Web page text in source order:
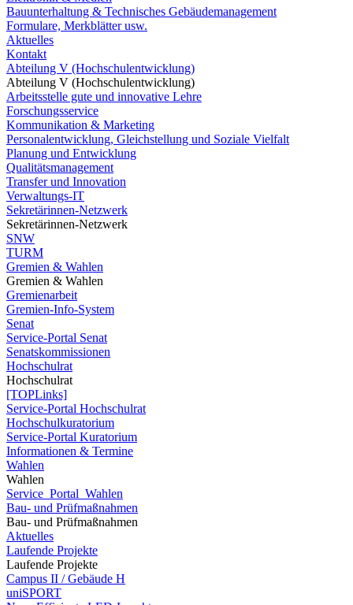
Bauunterhaltung & Technisches Gebäudemanagement
Formulare, Merkblätter usw.
Aktuelles
Kontakt
Abteilung V (Hochschulentwicklung)
Abteilung V (Hochschulentwicklung)
Arbeitsstelle gute und innovative Lehre
Forschungsservice
Kommunikation & Marketing
Personalentwicklung, Gleichstellung und Soziale Vielfalt
Planung und Entwicklung
Qualitätsmanagement
Transfer und Innovation
Verwaltungs-IT
Sekretärinnen-Netzwerk
Sekretärinnen-Netzwerk
SNW
TURM
Gremien & Wahlen
Gremien & Wahlen
Gremienarbeit
Gremien-Info-System
Senat
Service-Portal Senat
Senatskommissionen
Hochschulrat
Hochschulrat
[TOPLinks]
Service-Portal Hochschulrat
Hochschulkuratorium
Service-Portal Kuratorium
Informationen & Termine
Wahlen
Wahlen
Service_Portal_Wahlen
Bau- und Prüfmaßnahmen
Bau- und Prüfmaßnahmen
Aktuelles
Laufende Projekte
Laufende Projekte
Campus II / Gebäude H
uniSPORT